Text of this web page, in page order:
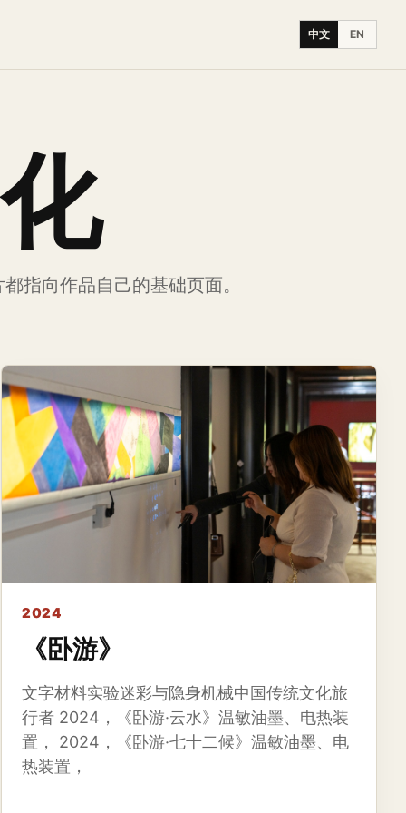
中文 EN
指向作品自己的基础页面。
2024
《卧游》
文字材料实验迷彩与隐身机械中国传统文化旅
行者 2024，《卧游·云水》温敏油墨、电热装
置， 2024，《卧游·七十二候》温敏油墨、电
热装置，